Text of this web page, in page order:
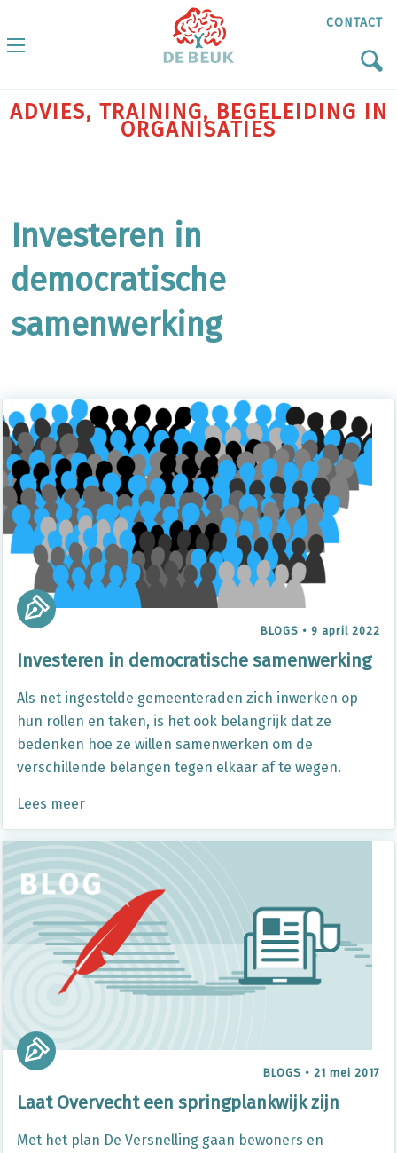
CONTACT
ADVIES, TRAINING, BEGELEIDING IN
ORGANISATIES
Investeren in
democratische
samenwerking
BLOGS • 9 april 2022
Investeren in democratische samenwerking
Als net ingestelde gemeenteraden zich inwerken op
hun rollen en taken, is het ook belangrijk dat ze
bedenken hoe ze willen samenwerken om de
verschillende belangen tegen elkaar af te wegen.
Lees meer
BLOGS • 21 mei 2017
Laat Overvecht een springplankwijk zijn
Met het plan De Versnelling gaan bewoners en